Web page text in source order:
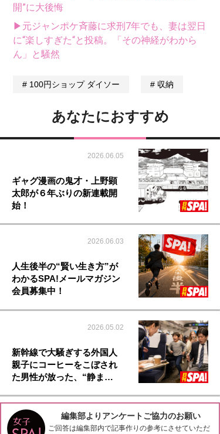
開”に大後悔
▶元ジャンポケ斉藤に求刑7年でも、妻は翌日
に“楽しすぎた“と投稿。「その神経がわから
ん」と騒然
100円ショップ ダイソー 収納
あなたにおすすめ
2026.06.05
ギャグ漫画の鬼才・上野顕
太郎が６年ぶりの新連載開
始！
2026.06.03
人生後半の“賢い生き方”が
わかるSPA!メールマガジン
会員募集中！
2026.05.02
新幹線で大騒ぎする外国人
親子にコーヒーをこぼされ
た男性が放った、“静ま…